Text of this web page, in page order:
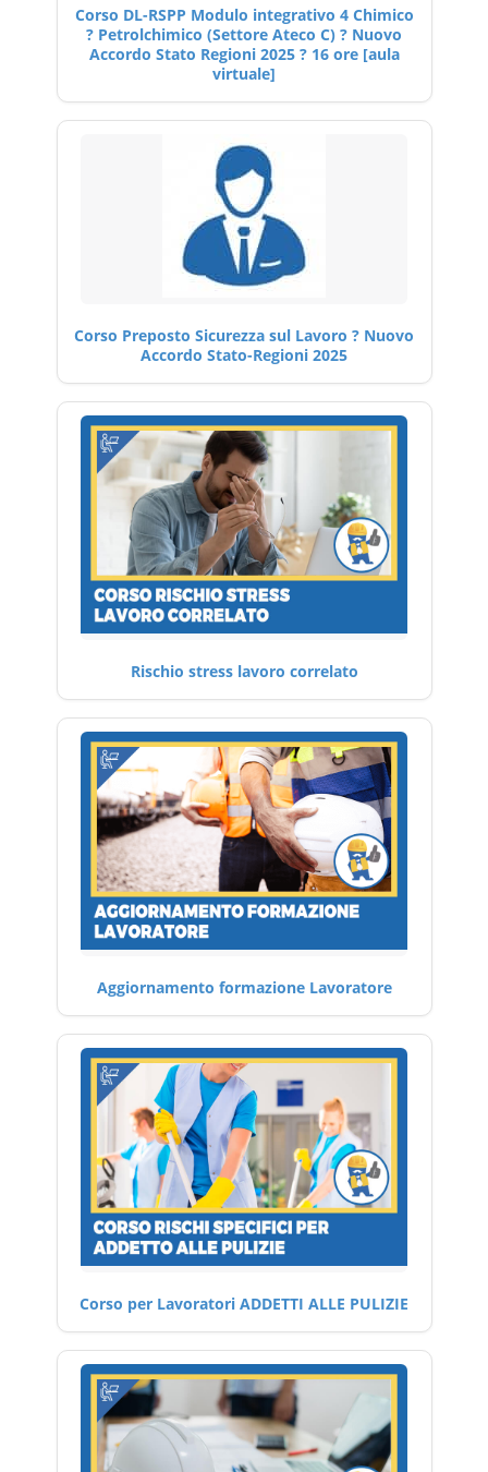
Corso DL-RSPP Modulo integrativo 4 Chimico
? Petrolchimico (Settore Ateco C) ? Nuovo
Accordo Stato Regioni 2025 ? 16 ore [aula
virtuale]
Corso Preposto Sicurezza sul Lavoro ? Nuovo
Accordo Stato-Regioni 2025
Rischio stress lavoro correlato
Aggiornamento formazione Lavoratore
Corso per Lavoratori ADDETTI ALLE PULIZIE